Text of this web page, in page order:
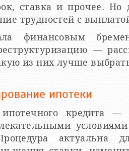
ставка и прочее. Но
трудностей с
финансовым
—
из них лучше
ипотеки
ипотечного кредита
актуальна